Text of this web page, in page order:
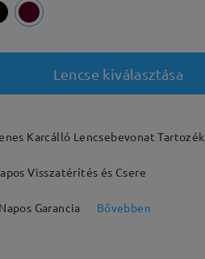
Lencse kiválasztása
Karcálló Lencsebevonat Tartozék
Visszatérítés és Csere
Garancia Bővebben